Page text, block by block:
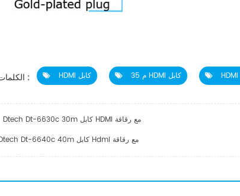
الكلمات الساخنة : HDMI كابل 35 م HDMI كابل
Dtech Dt-6630c 30m كابل HDMI مع رقاقة
Dtech Dt-6640c 40m كابل Hdmi مع رقاقة